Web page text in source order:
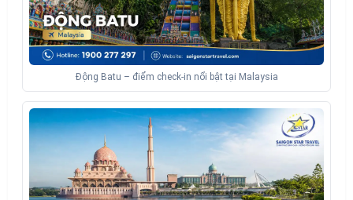
Động Batu – điểm check-in nổi bật tại Malaysia